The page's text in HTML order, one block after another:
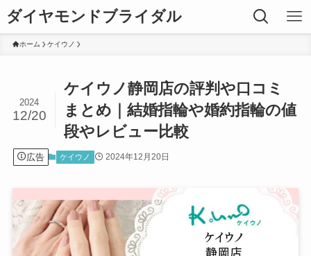
ダイヤモンドブライダル
ホーム ケイウノ
ケイウノ静岡店の評判や口コミ
まとめ｜結婚指輪や婚約指輪の値
段やレビュー比較
2024
12/20
広告 ケイウノ 2024年12月20日